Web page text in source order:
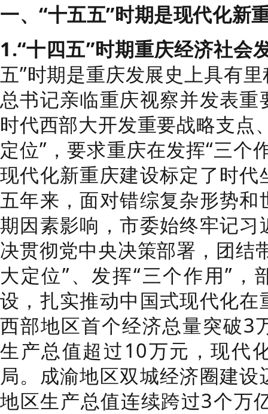
一、“十五五”时期是现代化新
1.“十四五”时期重庆经济社会
五”时期是重庆发展史上具有
总书记亲临重庆视察并发表
时代西部大开发重要战略支点
定位”，要求重庆在发挥“三个
现代化新重庆建设标定了时
五年来，面对错综复杂形势
期因素影响，市委始终牢记
决贯彻党中央决策部署，团结
大定位”、发挥“三个作用”，
设，扎实推动中国式现代化
西部地区首个经济总量突破3
生产总值超过10万元，现代
局。成渝地区双城经济圈建
地区生产总值连续跨过3个万